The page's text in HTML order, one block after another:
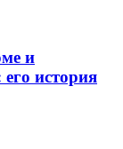
и
история